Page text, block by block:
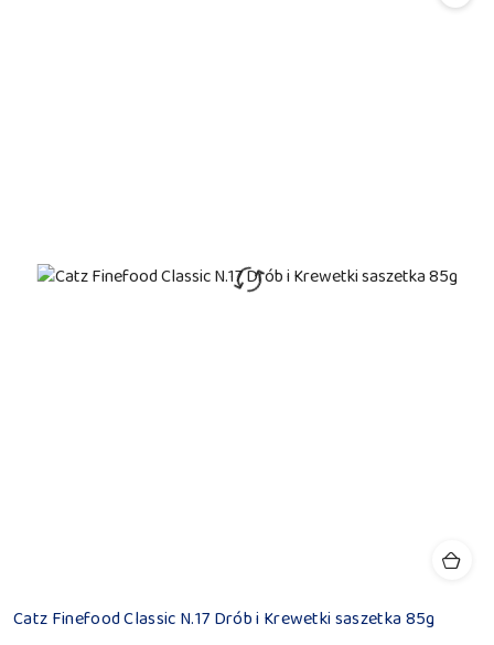
Catz Finefood Classic N.17 Drób i Krewetki saszetka 85g